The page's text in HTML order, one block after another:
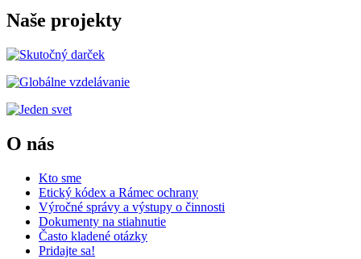
Naše projekty
O nás
Kto sme
Etický kódex a Rámec ochrany
Výročné správy a výstupy o činnosti
Dokumenty na stiahnutie
Často kladené otázky
Pridajte sa!